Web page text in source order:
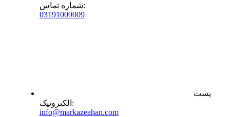
شماره تماس:
03191009009
پست
الکترونیک :
info@markazeahan.com